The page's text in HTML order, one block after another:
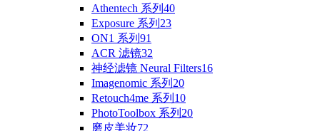
Athentech 系列 40
Exposure 系列 23
ON1 系列 91
ACR 滤镜32
神经滤镜 Neural Filters16
Imagenomic 系列 20
Retouch4me 系列 10
PhotoToolbox 系列 20
磨皮美妆72